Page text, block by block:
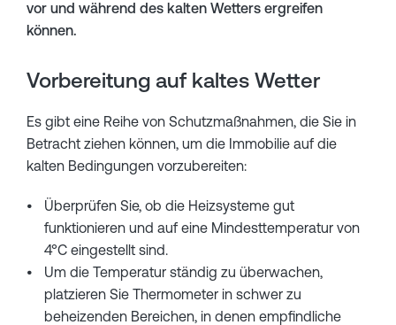
vor und während des kalten Wetters ergreifen
können.
Vorbereitung auf kaltes Wetter
Es gibt eine Reihe von Schutzmaßnahmen, die Sie in
Betracht ziehen können, um die Immobilie auf die
kalten Bedingungen vorzubereiten:
Überprüfen Sie, ob die Heizsysteme gut
funktionieren und auf eine Mindesttemperatur von
4°C eingestellt sind.
Um die Temperatur ständig zu überwachen,
platzieren Sie Thermometer in schwer zu
beheizenden Bereichen, in denen empfindliche